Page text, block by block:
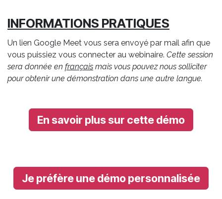
INFORMATIONS PRATIQUES
Un lien Google Meet vous sera envoyé par mail afin que
vous puissiez vous connecter au webinaire. Cette session
sera donnée en français mais vous pouvez nous solliciter
pour obtenir une démonstration dans une autre langue.
En savoir plus sur cette démo
Je préfère une démo personnalisée